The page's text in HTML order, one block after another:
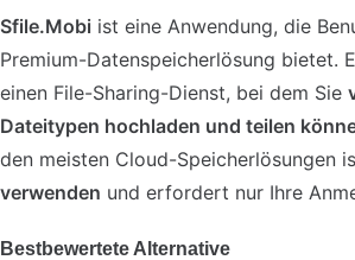
Sfile.Mobi ist eine Anwendung, die
Premium-Datenspeicherlösung bietet.
einen File-Sharing-Dienst, bei dem Sie
Dateitypen hochladen und teilen
den meisten Cloud-Speicherlösungen
verwenden und erfordert nur Ihre
Bestbewertete Alternative